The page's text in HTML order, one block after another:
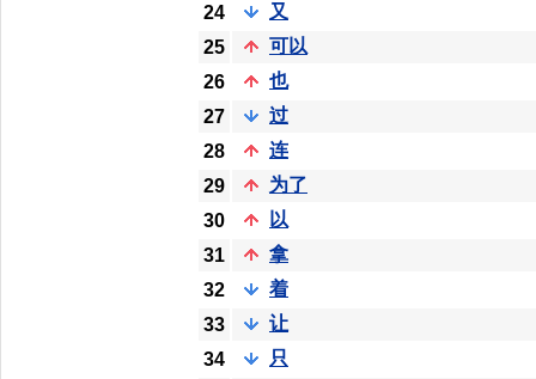
24
又
25
可以
26
也
27
过
28
连
29
为了
30
以
31
拿
32
着
33
让
34
只